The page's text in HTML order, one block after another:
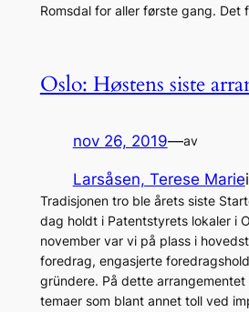
Romsdal for aller første gang. Det
Oslo: Høstens siste
nov 26, 2019—av
Larsåsen, Terese Mariei
Tradisjonen tro ble årets siste
dag holdt i Patentstyrets lokaler i
november var vi på plass i
foredrag, engasjerte
gründere. På dette
temaer som blant annet toll ved